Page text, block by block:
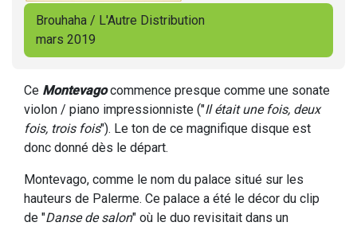
Brouhaha / L'Autre Distribution
mars 2019
Ce Montevagocommence presque comme une sonate
violon / piano impressionniste ("Il était une fois, deux
fois, trois fois"). Le ton de ce magnifique disque est
donc donné dès le départ.
Montevago, comme le nom du palace situé sur les
hauteurs de Palerme. Ce palace a été le décor du clip
de "Danse de salon" où le duo revisitait dans un